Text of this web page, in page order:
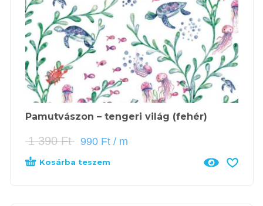
Pamutvászon – tengeri világ (fehér)
1 390Ft 990 Ft / m
Kosárba teszem